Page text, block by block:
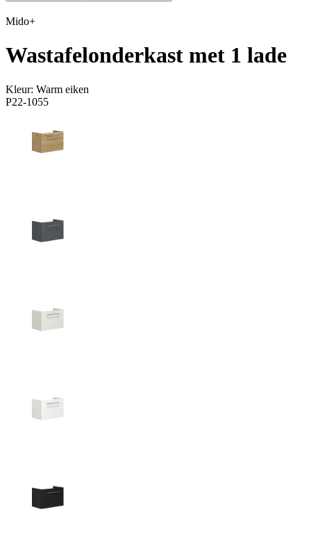
Mido+
Wastafelonderkast met 1 lade
Kleur: Warm eiken
P22-1055